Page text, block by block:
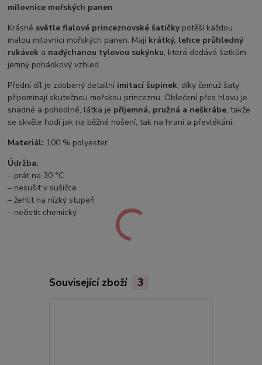
milovnice mořských panen
Krásné světle fialové princeznovské šatičkypotěší každou
malou milovnici mořských panen. Mají krátký, lehce průhledný
rukávek a nadýchanou tylovou sukýnku, která dodává šatkům
jemný pohádkový vzhled.
Přední díl je zdobený detailní imitací šupinek, díky čemuž šaty
připomínají skutečnou mořskou princeznu. Oblečení přes hlavu je
snadné a pohodlné, látka je příjemná, pružná a neškrábe, takže
se skvěle hodí jak na běžné nošení, tak na hraní a převlékání.
Materiál: 100 % polyester
Údržba:
– prát na 30 °C
– nesušit v sušičce
– žehlit na nízký stupeň
– nečistit chemicky
Související zboží 3